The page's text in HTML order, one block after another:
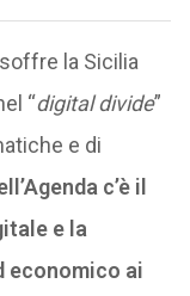
la Sicilia
“digital divide”
e di
c’è il
e la
economico ai